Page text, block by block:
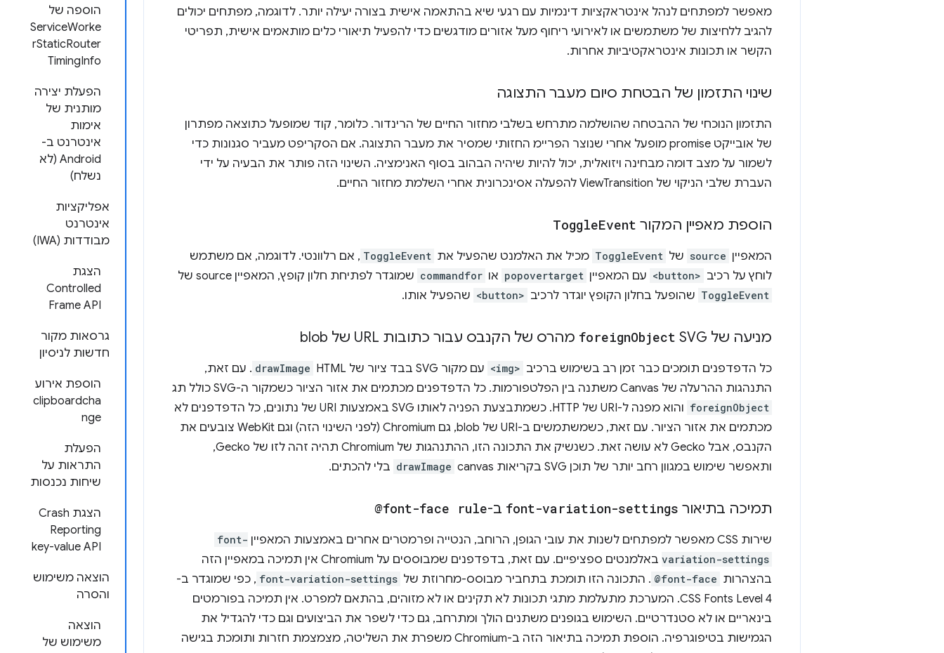
הוספה של
ServiceWorke
rStaticRouter
TimingInfo
הפעלת יצירה
מותנית של
אימות
אינטרנט ב-
Android (לא
נשלח)
אפליקציות
אינטרנט
מבודדות (IWA)
הצגת
Controlled
Frame API
גרסאות מקור
חדשות לניסיון
הוספת אירוע
clipboardcha
nge
הפעלת
התראות על
שיחות נכנסות
הצגת Crash
Reporting
key-value API
הוצאה משימוש
והסרה
הוצאה
משימוש של
מאפשר למפתחים לנהל אינטראקציות דינמיות עם רגעי שיא בהתאמה אישית בצורה יעילה יותר. לדוגמה, מפתחים יכולים
להגיב ללחיצות של משתמשים או לאירועי ריחוף מעל אזורים מודגשים כדי להפעיל תיאורי כלים מותאמים אישית, תפריטי
הקשר או תכונות אינטראקטיביות אחרות.
שינוי התזמון של הבטחת סיום מעבר התצוגה
התזמון הנוכחי של ההבטחה שהושלמה מתרחש בשלבי מחזור החיים של הרינדור. כלומר, קוד שמופעל כתוצאה מפתרון
של אובייקט promise מופעל אחרי שנוצר הפריימ החזותי שמסיר את מעבר התצוגה. אם הסקריפט מעביר סגנונות כדי
לשמור על מצב דומה מבחינה ויזואלית, יכול להיות שיהיה הבהוב בסוף האנימציה. השינוי הזה פותר את הבעיה על ידי
העברת שלבי הניקוי של ViewTransition להפעלה אסינכרונית אחרי השלמת מחזור החיים.
הוספת מאפיין המקור ToggleEvent
המאפיין source של ToggleEvent מכיל את האלמנט שהפעיל את ToggleEvent , אם רלוונטי. לדוגמה, אם משתמש
לוחץ על רכיב <button> עם המאפיין popovertarget או commandfor שמוגדר לפתיחת חלון קופץ, המאפיין source של
ToggleEvent שהופעל בחלון הקופץ יוגדר לרכיב <button> שהפעיל אותו.
מניעה של SVG foreignObject מהרס של הקנבס עבור כתובות URL של blob
כל הדפדפנים תומכים כבר זמן רב בשימוש ברכיב <img> עם מקור SVG בבד ציור של HTML drawImage . עם זאת,
התנהגות ההרעלה של Canvas משתנה בין הפלטפורמות. כל הדפדפנים מכתמים את אזור הציור כשמקור ה-SVG כולל תג
foreignObject
והוא מפנה ל-URI של HTTP. כשמתבצעת הפניה לאותו SVG באמצעות URI של נתונים, כל הדפדפנים לא
מכתמים את אזור הציור. עם זאת, כשמשתמשים ב-URI של blob, גם Chromium (לפני השינוי הזה) וגם WebKit צובעים את
הקנבס, אבל Gecko לא עושה זאת. כשנשיק את התכונה הזו, ההתנהגות של Chromium תהיה זהה לזו של Gecko,
ותאפשר שימוש במגוון רחב יותר של תוכן SVG בקריאות canvas
drawImage בלי להכתים.
תמיכה בתיאור font-variation-settings ב-@font-face rule
שירות CSS מאפשר למפתחים לשנות את עובי הגופן, הרוחב, הנטייה ופרמטרים אחרים באמצעות המאפיין
font-
variation-settings
באלמנטים ספציפיים. עם זאת, בדפדפנים שמבוססים על Chromium אין תמיכה במאפיין הזה
בהצהרות @font-face . התכונה הזו תומכת בתחביר מבוסס-מחרוזת של font-variation-settings , כפי שמוגדר ב-
CSS Fonts Level 4. המערכת מתעלמת מתגי תכונות לא תקינים או לא מזוהים, בהתאם למפרט. אין תמיכה בפורמטים
בינאריים או לא סטנדרטיים. השימוש בגופנים משתנים הולך ומתרחב, גם כדי לשפר את הביצועים וגם כדי להגדיל את
הגמישות בטיפוגרפיה. הוספת תמיכה בתיאור הזה ב-Chromium משפרת את השליטה, מצמצמת חזרות ותומכת בגישה